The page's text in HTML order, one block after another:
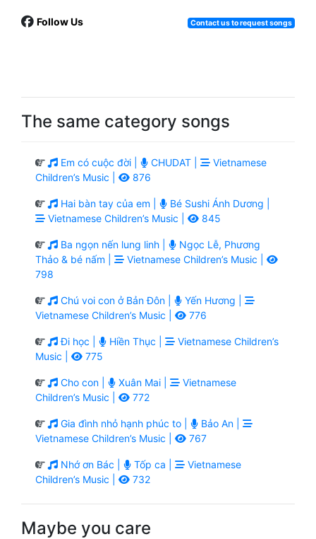
Follow Us Contact us to request songs
The same category songs
Em có cuộc đời | CHUDAT |
Vietnamese
Children’s Music |
876
Hai bàn tay của em |
Bé Sushi Ánh Dương |
Vietnamese Children’s Music |
845
Ba ngọn nến lung linh |
Ngọc Lễ, Phương
Thảo & bé nấm |
Vietnamese Children’s Music |
798
Chú voi con ở Bản Đôn |
Yến Hương |
Vietnamese Children’s Music |
776
Đi học | Hiền Thục |
Vietnamese Children’s
Music |
775
Cho con | Xuân Mai |
Vietnamese
Children’s Music |
772
Gia đình nhỏ hạnh phúc to |
Bảo An |
Vietnamese Children’s Music |
767
Nhớ ơn Bác | Tốp ca |
Vietnamese
Children’s Music |
732
Maybe you care